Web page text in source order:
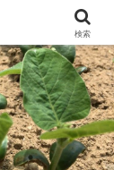
豆コミュニティ＝
え行動するマメジ
検索